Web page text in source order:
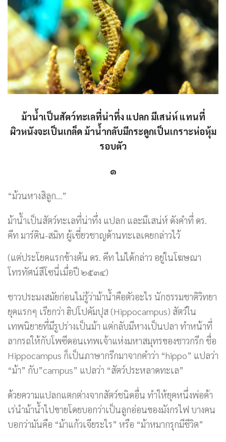
ม้าน้ำเป็นสัตว์ทะเลที่น่าทึ่ง แปลก มีเสน่ห์ แทนที่
ผิวหนังจะเป็นเกล็ด ม้าน้ำกลับมีกระดูกเป็นเกราะห่อหุ้ม
รอบตัว
๑
“ม้วนหางสิลูก…”
ม้าน้ำเป็นสัตว์ทะเลที่น่าทึ่ง แปลก และมีเสน่ห์ ดังคำที่ ดร.
คีท มาร์ติน-สมิท ผู้​เชี่ยวชาญ​ด้าน​ทะเลเคยกล่าวไว้
(แต่ประโยคแรกข้างต้น ดร. คีท ไม่ได้กล่าว อยู่ในโฆษณา
โทรทัศน์สีโซนี่เมื่อปี ๒๕๓๔)
ชาวประมงสมัยก่อนไม่รู้ว่าม้าน้ำคือตัวอะไร นักธรรมชาติวิทยา
ยุคแรกๆ เรียกว่า ​ฮิปโปคัมปุส (Hippocampus) ​​สัตว์​ใน​
เทพนิยายที่มีรูปร่างเป็นม้า แต่กลับมีหางเป็นปลา ทำหน้าที่
ลากรถให้กับโพซีดอนเทพเจ้าแห่งมหาสมุทรของชาวกรีก ชื่อ
Hippocampus ก็เป็นภาษากรีกมาจากคำว่า “hippo” แปลว่า
“ม้า” กับ”campus” แปลว่า “สัตว์ประหลาดทะเล”
ด้วยความแปลกแตกต่างจากสัตว์ชนิดอื่น ทำให้ยุคหนึ่งพ่อค้า​
เร่​​นำ​ม้า​น้ำ​ไป​ขาย​โดยบอกว่า​เป็น​ลูก​อ่อน​ของ​มังกร​ไฟ บางคน
บอกว่ามันคือ “ม้าแก้วเจียระไร” หรือ “ม้าหมากรุกมีชีวิต”